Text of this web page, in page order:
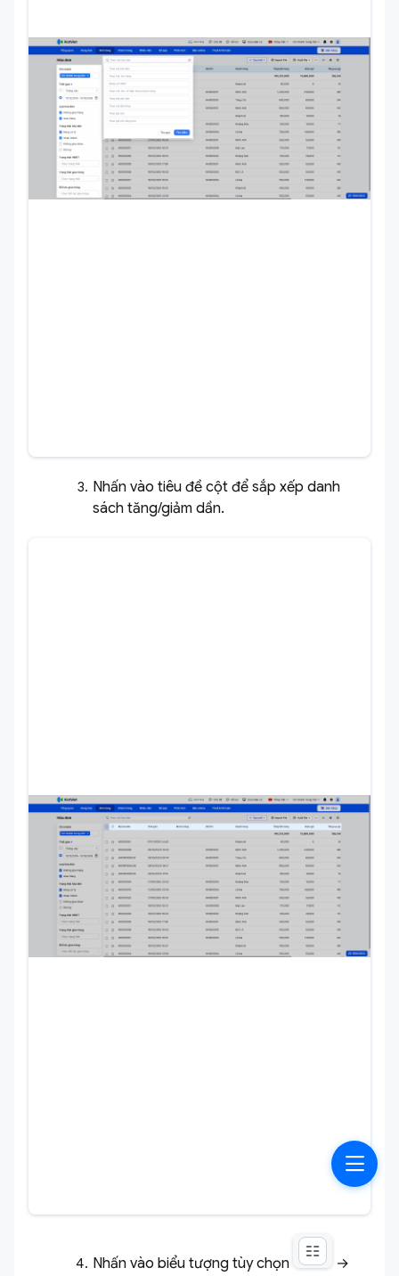
Nhấn vào tiêu đề cột để sắp xếp danh
sách tăng/giảm dần.
Nhấn vào biểu tượng tùy chọn →